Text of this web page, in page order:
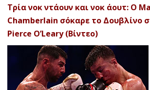
Τρία νοκ ντάουν και νοκ άουτ: Ο
Chamberlain σόκαρε το Δουβλίνο
Pierce O’Leary (Βίντεο)